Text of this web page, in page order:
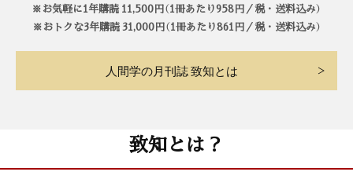
※お気軽に1年購読 11,500円（1冊あたり958円／税・送料込み）
※おトクな3年購読 31,000円（1冊あたり861円／税・送料込み）
人間学の月刊誌 致知とは
致知とは？